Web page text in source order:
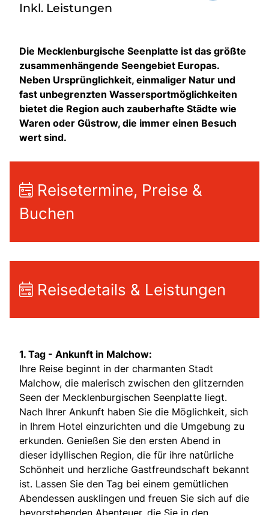
Inkl. Leistungen
Die Mecklenburgische Seenplatte ist das größte
zusammenhängende Seengebiet Europas.
Neben Ursprünglichkeit, einmaliger Natur und
fast unbegrenzten Wassersportmöglichkeiten
bietet die Region auch zauberhafte Städte wie
Waren oder Güstrow, die immer einen Besuch
wert sind.
Reisetermine, Preise &
Buchen
Reisedetails & Leistungen
1. Tag - Ankunft in Malchow:
Ihre Reise beginnt in der charmanten Stadt
Malchow, die malerisch zwischen den glitzernden
Seen der Mecklenburgischen Seenplatte liegt.
Nach Ihrer Ankunft haben Sie die Möglichkeit, sich
in Ihrem Hotel einzurichten und die Umgebung zu
erkunden. Genießen Sie den ersten Abend in
dieser idyllischen Region, die für ihre natürliche
Schönheit und herzliche Gastfreundschaft bekannt
ist. Lassen Sie den Tag bei einem gemütlichen
Abendessen ausklingen und freuen Sie sich auf die
bevorstehenden Abenteuer, die Sie in den